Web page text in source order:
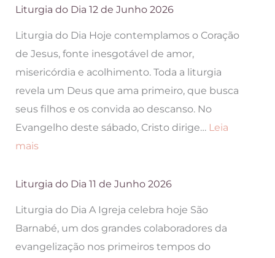
do
18
Liturgia do Dia 12 de Junho 2026
Liturgia do Dia Hoje contemplamos o Coração
de Jesus, fonte inesgotável de amor,
misericórdia e acolhimento. Toda a liturgia
revela um Deus que ama primeiro, que busca
seus filhos e os convida ao descanso. No
Evangelho deste sábado, Cristo dirige… Leia
mais:
do
12
Junho
Liturgia do Dia 11 de Junho 2026
Liturgia do Dia A Igreja celebra hoje São
Barnabé, um dos grandes colaboradores da
evangelização nos primeiros tempos do